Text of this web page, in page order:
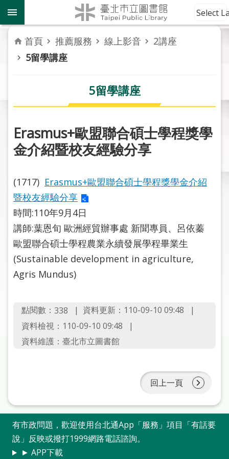
跳到主要內容區塊
到
館
資
訊
務
活
動
關
於
市
圖
線
上
常
見
問
市
圖
Select
首頁 推薦服務 線上影音
2講座
5留學講座
5留學講座
Erasmus+歐盟聯合碩士學程獎學
金介紹暨校友經驗分享
(1717) Erasmus+歐盟聯合碩士學程獎學金介紹
暨校友經驗分享
時間:110年9月4日
講師:葉恩旬 歐洲經貿辦事處 新聞專員、呂依蓁
歐盟聯合碩士學程農業永續發展學程畢業生
(Sustainable development in agriculture,
Agris Mundus)
點閱數： 338
資料更新：110-09-10 09:48
資料檢視：110-09-10 09:48
資料維護：臺北市立圖書館
回上一頁
有市政問題，歡迎使用台北通App「服務」項目「有話要
說」反映或撥打1999網路電話諮詢。
► APP下載